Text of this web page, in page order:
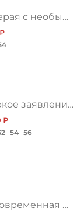
Блузка серая с необычным воротником
Жакет Яркое заявление, браво
₽
54 56
Платье Современная женственность, грин